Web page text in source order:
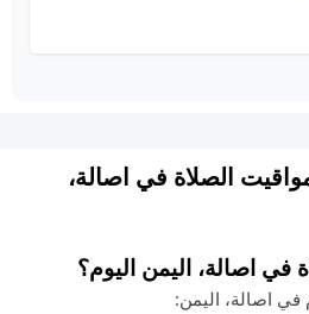
الصلاة في اصالة،
اصالة، اليمن اليوم؟
في اصالة، اليمن: